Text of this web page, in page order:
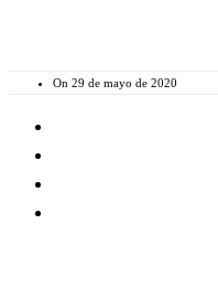
On 29 de mayo de 2020